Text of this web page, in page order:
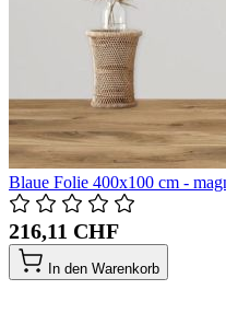
Blaue Folie 400x100 cm -
216,11 CHF
In den Warenkorb